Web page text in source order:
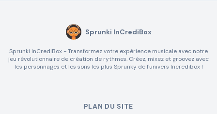
Sprunki InCrediBox
Sprunki InCrediBox - Transformez votre expérience musicale avec notre
jeu révolutionnaire de création de rythmes. Créez, mixez et groovez avec
les personnages et les sons les plus Sprunky de l'univers Incredibox !
PLAN DU SITE